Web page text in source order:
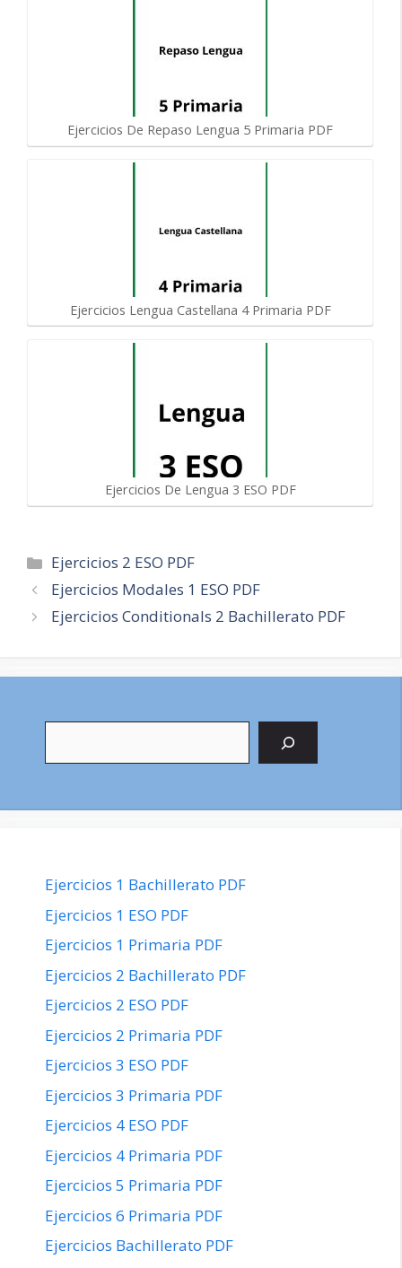
Ejercicios De Repaso Lengua 5 Primaria PDF
Ejercicios Lengua Castellana 4 Primaria PDF
Ejercicios De Lengua 3 ESO PDF
Categorías
Ejercicios 2 ESO PDF
Navegación
de
entradas
Ejercicios Modales 1 ESO PDF
Ejercicios Conditionals 2 Bachillerato PDF
Ejercicios 1 Bachillerato PDF
Ejercicios 1 ESO PDF
Ejercicios 1 Primaria PDF
Ejercicios 2 Bachillerato PDF
Ejercicios 2 ESO PDF
Ejercicios 2 Primaria PDF
Ejercicios 3 ESO PDF
Ejercicios 3 Primaria PDF
Ejercicios 4 ESO PDF
Ejercicios 4 Primaria PDF
Ejercicios 5 Primaria PDF
Ejercicios 6 Primaria PDF
Ejercicios Bachillerato PDF